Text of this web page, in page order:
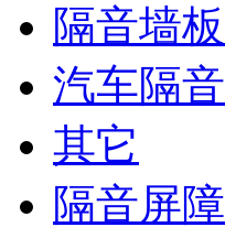
隔音墙板
汽车隔音
其它
隔音屏障